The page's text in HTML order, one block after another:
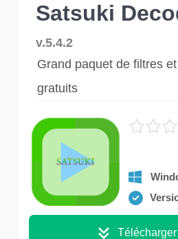
Satsuki
v.5.4.2
Grand paquet de filtres
gratuits